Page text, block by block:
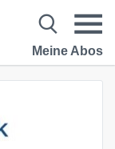
Meine Abos